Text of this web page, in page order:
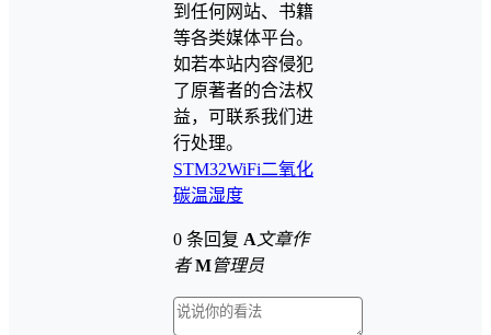
到任何网站、书籍
等各类媒体平台。
如若本站内容侵犯
了原著者的合法权
益，可联系我们进
行处理。
STM32WiFi二氧化
碳温湿度
0 条回复 A 文章作
者 M管理员